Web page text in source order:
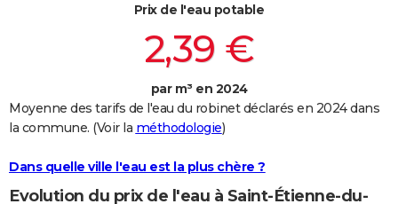
Bricolage
Lifestyle
Culture
Sport
Auto
Television
Voyage
Cinema
Prix de l'eau potable
2,39 €
par m³ en 2024
Moyenne des tarifs de l'eau du robinet déclarés en 2024 dans
la commune. (Voir la méthodologie)
Dans quelle ville l'eau est la plus chère ?
Evolution du prix de l'eau à Saint-Étienne-du-